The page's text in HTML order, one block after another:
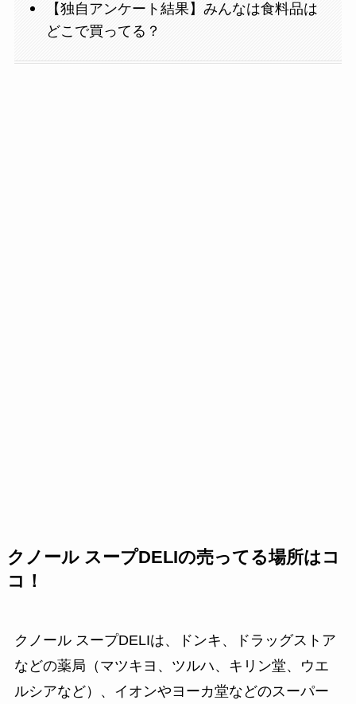
【独自アンケート結果】みんなは食料品は
どこで買ってる？
クノール スープDELIの売ってる場所はコ
コ！
クノール スープDELIは、ドンキ、ドラッグストア
などの薬局（マツキヨ、ツルハ、キリン堂、ウエ
ルシアなど）、イオンやヨーカ堂などのスーパー